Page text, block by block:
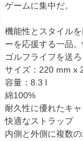
ゲームに集中だ。
機能性とスタイル
ーを応援する一品
ゴルフライフを送ろ
サイズ：220 mm x
容量：8.3 l
綿100%
耐久性に優れたキ
快適なストラップ
内側と外側に複数の